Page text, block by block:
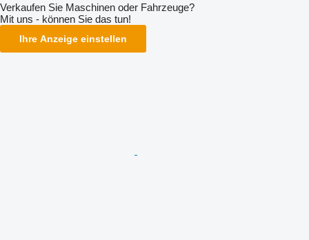
Verkaufen Sie Maschinen oder Fahrzeuge?
Mit uns - können Sie das tun!
Ihre Anzeige einstellen